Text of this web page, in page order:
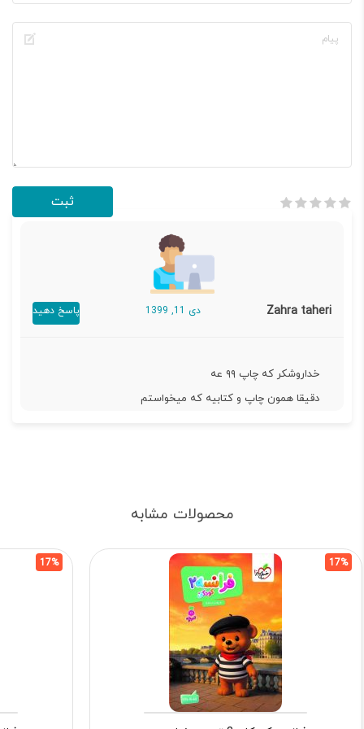
Zahra taheri دی 11, 1399 پاسخ دهید
خداروشکر که چاپ ۹۹ عه
دقیقا همون چاپ و کتابیه که میخواستم
محصولات مشابه
17%
17%